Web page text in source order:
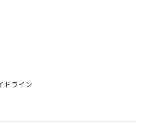
ドライン